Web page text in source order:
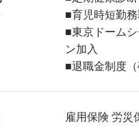
■育児時短勤
■東京ドーム
ン加入
■退職金制度
雇用保険 労災